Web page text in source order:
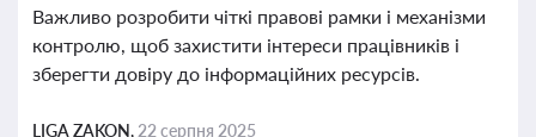
Важливо розробити чіткі правові рамки і механізми
контролю, щоб захистити інтереси працівників і
зберегти довіру до інформаційних ресурсів.
LIGA ZAKON, 22 серпня 2025